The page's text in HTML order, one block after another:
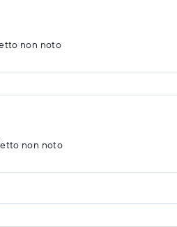
non noto
non noto